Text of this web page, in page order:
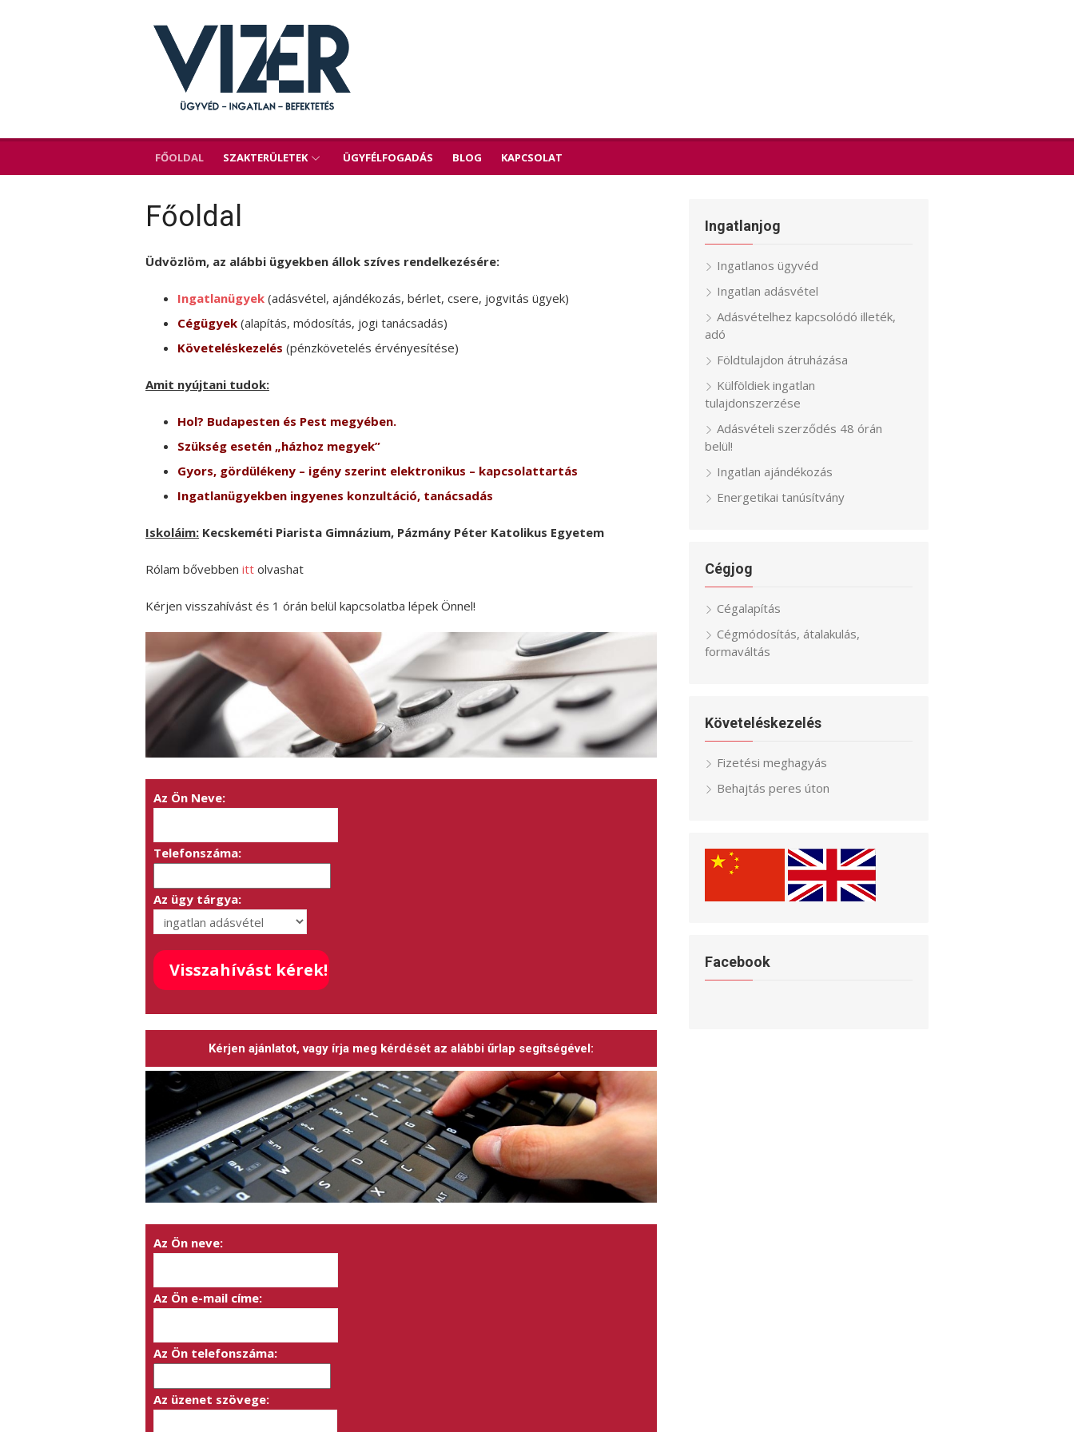
FŐOLDAL SZAKTERÜLETEK ÜGYFÉLFOGADÁS BLOG KAPCSOLAT
Főoldal
Üdvözlöm, az alábbi ügyekben állok szíves rendelkezésére:
Ingatlanügyek (adásvétel, ajándékozás, bérlet, csere, jogvitás ügyek)
Cégügyek (alapítás, módosítás, jogi tanácsadás)
Követeléskezelés (pénzkövetelés érvényesítése)
Amit nyújtani tudok:
Hol? Budapesten és Pest megyében.
Szükség esetén „házhoz megyek”
Gyors, gördülékeny – igény szerint elektronikus – kapcsolattartás
Ingatlanügyekben ingyenes konzultáció, tanácsadás
Iskoláim: Kecskeméti Piarista Gimnázium, Pázmány Péter Katolikus Egyetem
Rólam bővebben itt olvashat
Kérjen visszahívást és 1 órán belül kapcsolatba lépek Önnel!
Az Ön Neve:
Telefonszáma:
Az ügy tárgya:
Kérjen ajánlatot, vagy írja meg kérdését az alábbi űrlap segítségével:
Az Ön neve:
Az Ön e-mail címe:
Az Ön telefonszáma:
Az üzenet szövege:
Ingatlanjog
Ingatlanos ügyvéd
Ingatlan adásvétel
Adásvételhez kapcsolódó illeték,
adó
Földtulajdon átruházása
Külföldiek ingatlan
tulajdonszerzése
Adásvételi szerződés 48 órán
belül!
Ingatlan ajándékozás
Energetikai tanúsítvány
Cégjog
Cégalapítás
Cégmódosítás, átalakulás,
formaváltás
Követeléskezelés
Fizetési meghagyás
Behajtás peres úton
Facebook